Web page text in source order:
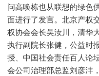
问高唤栋也从联想的绿色
面进行了发言。北京产权
权协会会长吴汝川，清华
执行副院长张健，公益时
授、中国社会责任百人论
会公司治理部总监刘彦沣